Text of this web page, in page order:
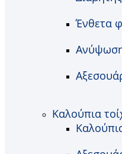
Ένθετα
Καλούπια